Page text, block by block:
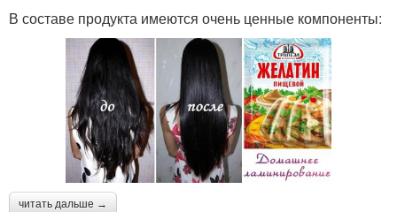
В составе продукта имеются очень ценные компоненты:
читать дальше →